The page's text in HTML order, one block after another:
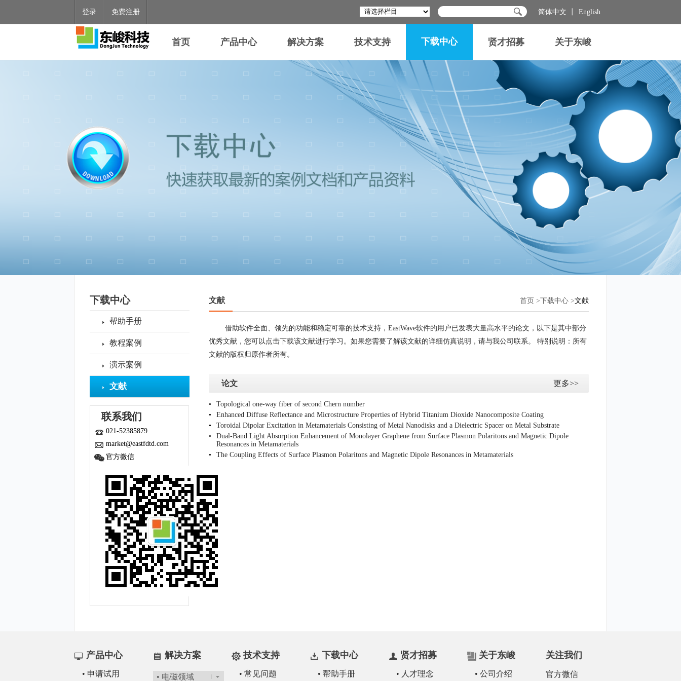
登录 免费注册 简体中文 English
首页 产品中心 解决方案 技术支持 下载中心 贤才招募 关于东峻
下载中心
帮助手册
教程案例
演示案例
文献
联系我们
021-52385879
market@eastfdtd.com
官方微信
文献 首页 >下载中心 >文献
借助软件全面、领先的功能和稳定可靠的技术支持，EastWave软件的用户已发表大量高水平的论文，以下是其中部分
优秀文献，您可以点击下载该文献进行学习。如果您需要了解该文献的详细仿真说明，请与我公司联系。 特别说明：所有
文献的版权归原作者所有。
论文 更多>>
•
Topological one-way fiber of second Chern number
•
Enhanced Diffuse Reflectance and Microstructure Properties of Hybrid Titanium Dioxide Nanocomposite Coating
•
Toroidal Dipolar Excitation in Metamaterials Consisting of Metal Nanodisks and a Dielectric Spacer on Metal Substrate
•
Dual-Band Light Absorption Enhancement of Monolayer Graphene from Surface Plasmon Polaritons and Magnetic Dipole
Resonances in Metamaterials
•
The Coupling Effects of Surface Plasmon Polaritons and Magnetic Dipole Resonances in Metamaterials
产品中心
• 申请试用
解决方案
• 电磁领域
技术支持
• 常见问题
下载中心
• 帮助手册
贤才招募
• 人才理念
关于东峻
• 公司介绍
关注我们
官方微信